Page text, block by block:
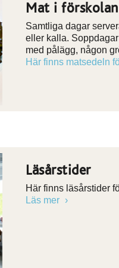
Mat i förskolan
Samtliga dagar
eller kalla.
med pålägg, någon
Här finns matsedeln
Läsårstider
Här finns läsårstider
Läs mer